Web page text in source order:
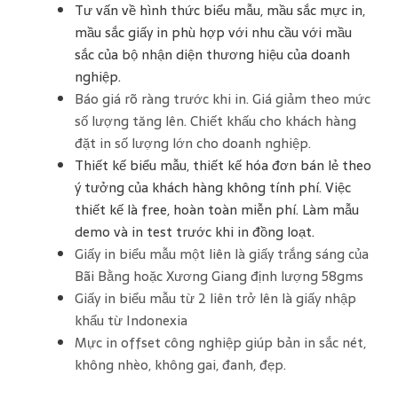
Tư vấn về hình thức biểu mẫu, mầu sắc mực in,
mầu sắc giấy in phù hợp với nhu cầu với mầu
sắc của bộ nhận diện thương hiệu của doanh
nghiệp.
Báo giá rõ ràng trước khi in. Giá giảm theo mức
số lượng tăng lên. Chiết khấu cho khách hàng
đặt in số lượng lớn cho doanh nghiệp.
Thiết kế biểu mẫu, thiết kế hóa đơn bán lẻ theo
ý tưởng của khách hàng không tính phí. Việc
thiết kế là free, hoàn toàn miễn phí. Làm mẫu
demo và in test trước khi in đồng loạt.
Giấy in biểu mẫu một liên là giấy trắng sáng của
Bãi Bằng hoặc Xương Giang định lượng 58gms
Giấy in biểu mẫu từ 2 liên trở lên là giấy nhập
khẩu từ Indonexia
Mực in offset công nghiệp giúp bản in sắc nét,
không nhèo, không gai, đanh, đẹp.